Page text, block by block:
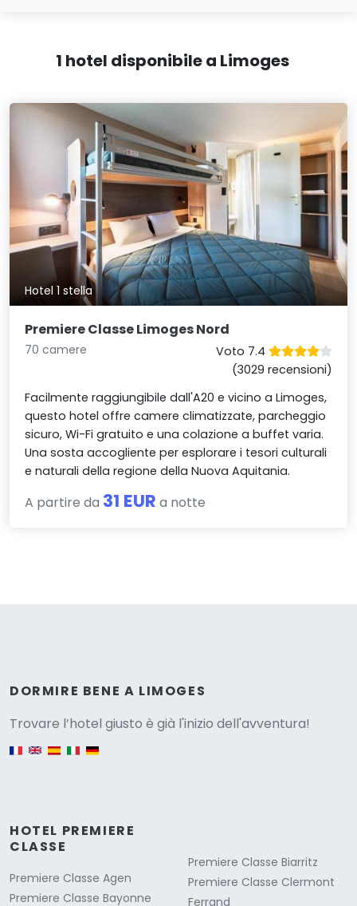
1 hotel disponibile a Limoges
Hotel 1 stella
Premiere Classe Limoges Nord
70 camere
Voto 7.4
(3029 recensioni)
Facilmente raggiungibile dall'A20 e vicino a Limoges,
questo hotel offre camere climatizzate, parcheggio
sicuro, Wi-Fi gratuito e una colazione a buffet varia.
Una sosta accogliente per esplorare i tesori culturali
e naturali della regione della Nuova Aquitania.
A partire da 31 EUR a notte
DORMIRE BENE A LIMOGES
Trovare l’hotel giusto è già l'inizio dell'avventura!
HOTEL PREMIERE
CLASSE
Premiere Classe Agen
Premiere Classe Bayonne
Premiere Classe Biarritz
Premiere Classe Clermont
Ferrand